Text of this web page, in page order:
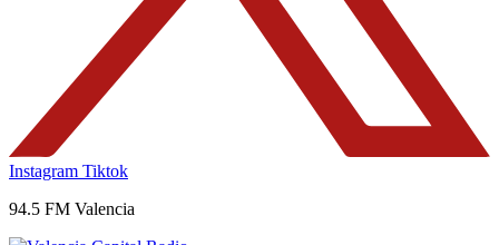
Instagram Tiktok
94.5 FM Valencia